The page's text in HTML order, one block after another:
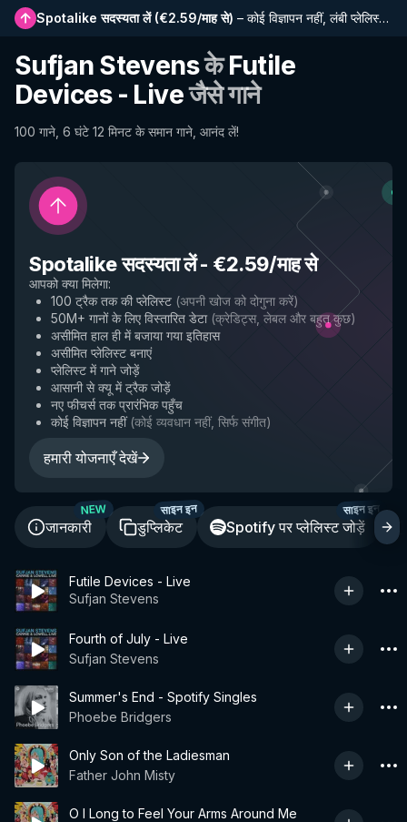
Spotalike सदस्यता लें(€2.59/माह से) – कोई विज्ञापन नहीं, लंबी प्लेलिस्ट, पूर्ण इतिहास और नई सुविधाओं तक प्रारंभिक पहुंच
Sufjan StevensकेFutile
Devices - Liveजैसे गाने
100 गाने, 6 घंटे 12 मिनट के समान गाने, आनंद लें!
Spotalike सदस्यता लें- €2.59/माह से
आपको क्या मिलेगा:
100 ट्रैक तक की प्लेलिस्ट (अपनी खोज को दोगुना करें)
50M+ गानों के लिए विस्तारित डेटा (क्रेडिट्स, लेबल और बहुत कुछ)
असीमित हाल ही में बजाया गया इतिहास
असीमित प्लेलिस्ट बनाएं
प्लेलिस्ट में गाने जोड़ें
आसानी से क्यू में ट्रैक जोड़ें
नए फीचर्स तक प्रारंभिक पहुँच
कोई विज्ञापन नहीं (कोई व्यवधान नहीं, सिर्फ संगीत)
हमारी योजनाएँ देखें
जानकारी
NEW
डुप्लिकेट
साइन इन
Spotify पर प्लेलिस्ट जोड़ें
साइन इन
Futile Devices - Live
Sufjan Stevens
Fourth of July - Live
Sufjan Stevens
Summer's End - Spotify Singles
Phoebe Bridgers
Only Son of the Ladiesman
Father John Misty
O I Long to Feel Your Arms Around Me